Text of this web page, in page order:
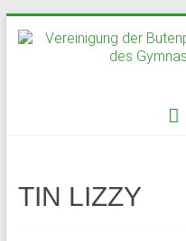
Inhalt
der
TIN LIZZY